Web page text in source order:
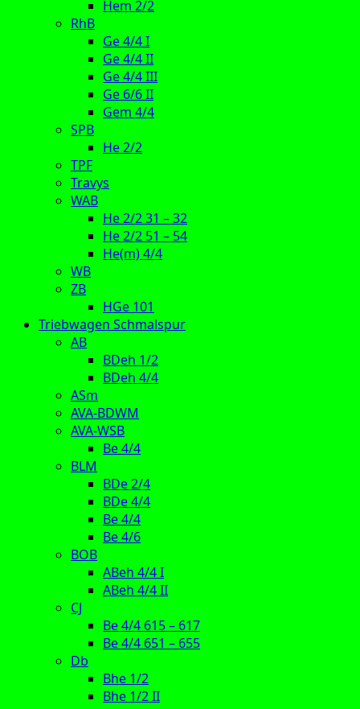
Hem 2/2
RhB
Ge 4/4 I
Ge 4/4 II
Ge 4/4 III
Ge 6/6 II
Gem 4/4
SPB
He 2/2
TPF
Travys
WAB
He 2/2 31 – 32
He 2/2 51 – 54
He(m) 4/4
WB
ZB
HGe 101
Triebwagen Schmalspur
AB
BDeh 1/2
BDeh 4/4
ASm
AVA-BDWM
AVA-WSB
Be 4/4
BLM
BDe 2/4
BDe 4/4
Be 4/4
Be 4/6
BOB
ABeh 4/4 I
ABeh 4/4 II
CJ
Be 4/4 615 – 617
Be 4/4 651 – 655
Db
Bhe 1/2
Bhe 1/2 II